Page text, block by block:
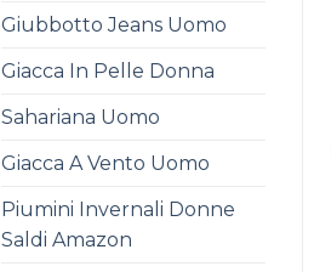
Giubbotto Jeans Uomo
Giacca In Pelle Donna
Sahariana Uomo
Giacca A Vento Uomo
Piumini Invernali Donne
Saldi Amazon